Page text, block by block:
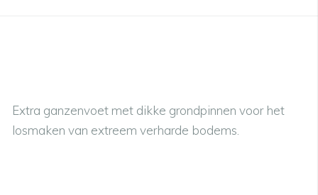
Extra ganzenvoet met dikke grondpinnen voor het
losmaken van extreem verharde bodems.